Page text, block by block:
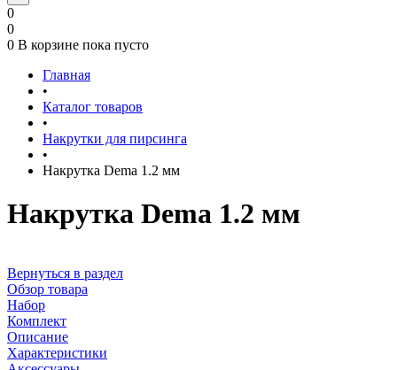
0
0
0 В корзине пока пусто
Главная
•
Каталог товаров
•
Накрутки для пирсинга
•
Накрутка Dema 1.2 мм
Накрутка Dema 1.2 мм
Вернуться в раздел
Обзор товара
Набор
Комплект
Описание
Характеристики